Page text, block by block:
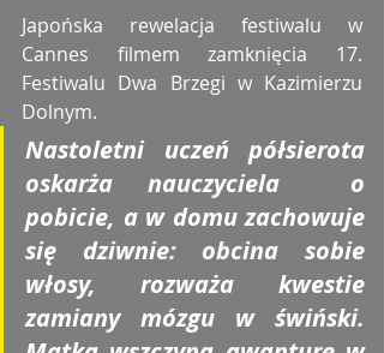
Japońska rewelacja festiwalu w
Cannes filmem zamknięcia 17.
Festiwalu Dwa Brzegi w Kazimierzu
Dolnym.
Nastoletni uczeń półsierota
oskarża nauczyciela  o
pobicie, a w domu zachowuje
się dziwnie: obcina sobie
włosy, rozważa kwestie
zamiany mózgu w świński.